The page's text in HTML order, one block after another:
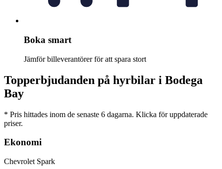
Boka smart
Jämför billeverantörer för att spara stort
Topperbjudanden på hyrbilar i Bodega
Bay
* Pris hittades inom de senaste 6 dagarna. Klicka för uppdaterade
priser.
Ekonomi
Chevrolet Spark